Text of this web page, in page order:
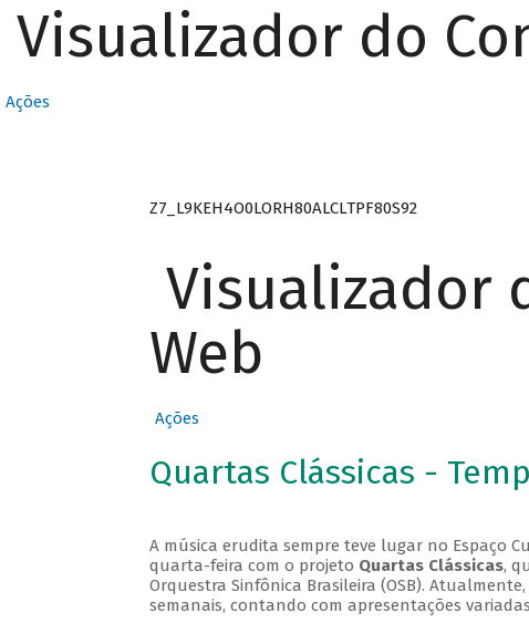
Visualizador do
Ações
Z7_L9KEH4O0LORH80ALCLTPF80S92
Visualizador
Web
Ações
Quartas Clássicas -
A música erudita sempre teve lugar no Espaço
quarta-feira com o projeto Quartas Clássicas,
Orquestra Sinfônica Brasileira (OSB). Atualmente,
semanais, contando com apresentações